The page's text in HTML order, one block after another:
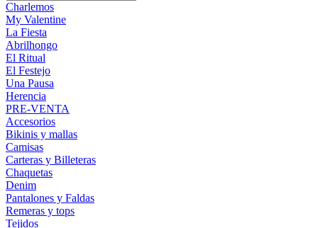
Charlemos
My Valentine
La Fiesta
Abrilhongo
El Ritual
El Festejo
Una Pausa
Herencia
PRE-VENTA
Accesorios
Bikinis y mallas
Camisas
Carteras y Billeteras
Chaquetas
Denim
Pantalones y Faldas
Remeras y tops
Tejidos